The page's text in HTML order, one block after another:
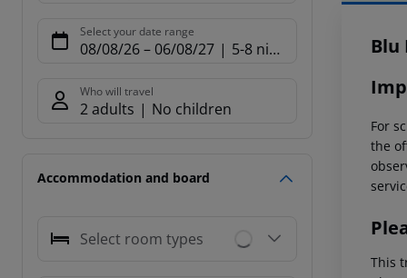
Select your date range
08/08/26– 06/08/27 5-8 nights
Who will travel
2 adults No children
Accommodation and board
Select room types
Blu
For
the
This